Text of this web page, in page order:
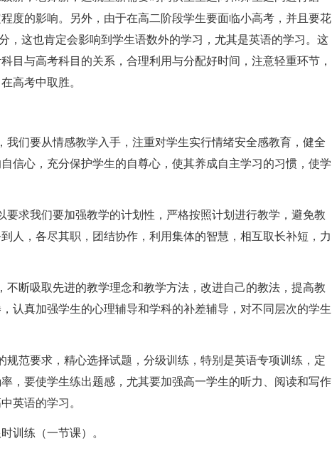
度的影响。另外，由于在高二阶段学生要面临小高考，并且要花
，这也肯定会影响到学生语数外的学习，尤其是英语的学习。这
目与高考科目的关系，合理利用与分配好时间，注意轻重环节，
高考中取胜。
们要从情感教学入手，注重对学生实行情绪安全感教育，健全
信心，充分保护学生的自尊心，使其养成自主学习的习惯，使学
求我们要加强教学的计划性，严格按照计划进行教学，避免教
人，各尽其职，团结协作，利用集体的智慧，相互取长补短，力
断吸取先进的教学理念和教学方法，改进自己的教法，提高教
认真加强学生的心理辅导和学科的补差辅导，对不同层次的学生
范要求，精心选择试题，分级训练，特别是英语专项训练，定
，要使学生练出题感，尤其要加强高一学生的听力、阅读和写作
英语的学习。
练（一节课）。